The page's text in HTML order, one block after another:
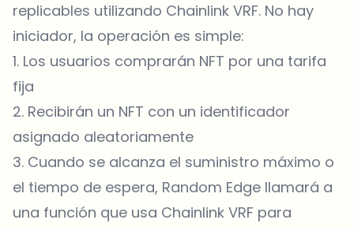
replicables utilizando Chainlink VRF. No hay
iniciador, la operación es simple:
1. Los usuarios comprarán NFT por una tarifa
fija
2. Recibirán un NFT con un identificador
asignado aleatoriamente
3. Cuando se alcanza el suministro máximo o
el tiempo de espera, Random Edge llamará a
una función que usa Chainlink VRF para